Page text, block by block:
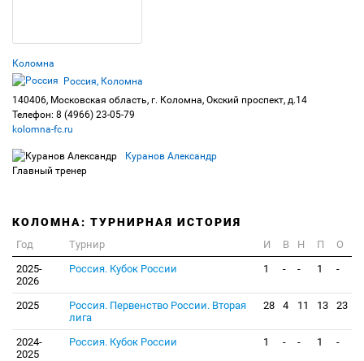
Коломна
Россия, Коломна
140406, Московская область, г. Коломна, Окский проспект, д.14
Телефон: 8 (4966) 23-05-79
kolomna-fc.ru
Куранов Александр
Главный тренер
КОЛОМНА: ТУРНИРНАЯ ИСТОРИЯ
Год Турнир И В Н П
О
2025-
2026
Россия. Кубок России 1 - - 1 -
2025
Россия. Первенство России. Вторая
лига
28 4 11 13 23
2024-
2025
Россия. Кубок России 1 - - 1 -